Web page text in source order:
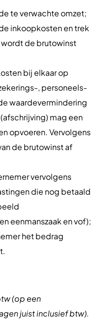
te verwachte omzet;
inkoopkosten en trek
wordt de brutowinst
bij elkaar op
, personeels-
waardevermindering
mag een
opvoeren. Vervolgens
de brutowinst af
vervolgens
die nog betaald
eenmanszaak en vof);
het bedrag
(op een
juist inclusief btw).